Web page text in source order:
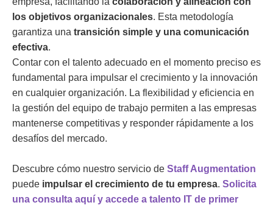
los objetivos organizacionales. Esta metodología
garantiza una transición simple y una comunicación
efectiva.
Contar con el talento adecuado en el momento preciso es
fundamental para impulsar el crecimiento y la innovación
en cualquier organización. La flexibilidad y eficiencia en
la gestión del equipo de trabajo permiten a las empresas
mantenerse competitivas y responder rápidamente a los
desafíos del mercado.
Descubre cómo nuestro servicio de Staff Augmentation
puede impulsar el crecimiento de tu empresa. Solicita
una consulta aquí y accede a talento IT de primer